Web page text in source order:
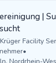
|
Facility
•